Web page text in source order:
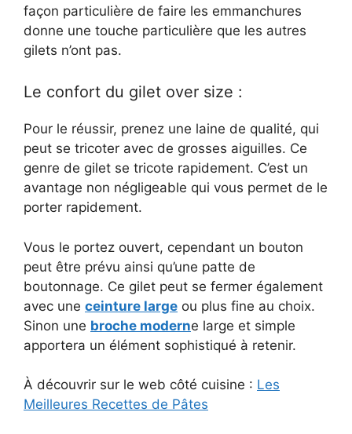
façon particulière de faire les emmanchures
donne une touche particulière que les autres
gilets n’ont pas.
Le confort du gilet over size :
Pour le réussir, prenez une laine de qualité, qui
peut se tricoter avec de grosses aiguilles. Ce
genre de gilet se tricote rapidement. C’est un
avantage non négligeable qui vous permet de le
porter rapidement.
Vous le portez ouvert, cependant un bouton
peut être prévu ainsi qu’une patte de
boutonnage. Ce gilet peut se fermer également
avec une ceinture large ou plus fine au choix.
Sinon une broche moderne large et simple
apportera un élément sophistiqué à retenir.
À découvrir sur le web côté cuisine : Les
Meilleures Recettes de Pâtes